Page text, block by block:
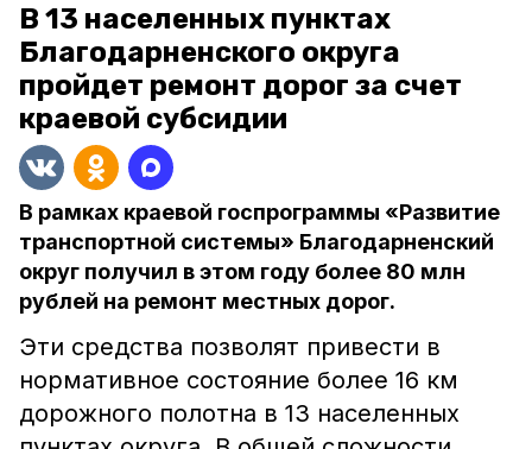
В 13 населенных пунктах
Благодарненского округа
пройдет ремонт дорог за счет
краевой субсидии
В рамках краевой госпрограммы «Развитие
транспортной системы» Благодарненский
округ получил в этом году более 80 млн
рублей на ремонт местных дорог.
Эти средства позволят привести в
нормативное состояние более 16 км
дорожного полотна в 13 населенных